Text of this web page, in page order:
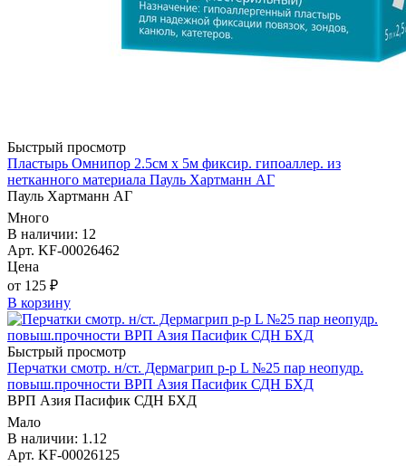
Быстрый просмотр
Пластырь Омнипор 2.5см х 5м фиксир. гипоаллер. из
нетканного материала Пауль Хартманн AГ
Пауль Хартманн AГ
Много
В наличии: 12
Арт. KF-00026462
Цена
от 125 ₽
В корзину
Быстрый просмотр
Перчатки смотр. н/ст. Дермагрип р-р L №25 пар неопудр.
повыш.прочности ВРП Азия Пасифик СДН БХД
ВРП Азия Пасифик СДН БХД
Мало
В наличии: 1.12
Арт. KF-00026125